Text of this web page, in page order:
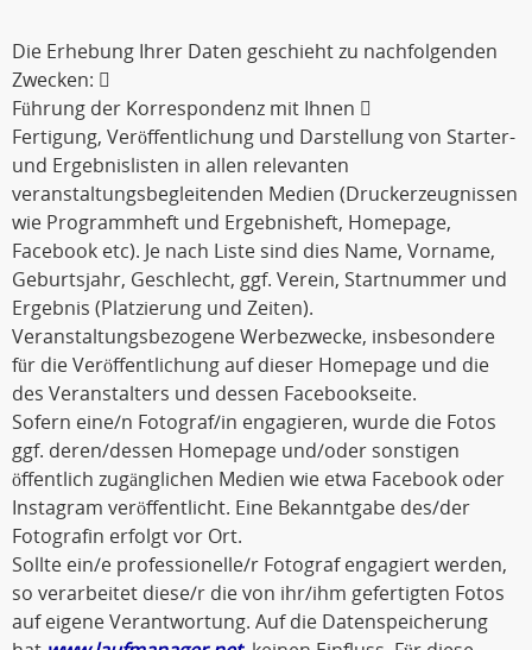
Die Erhebung Ihrer Daten geschieht zu nachfolgenden
Zwecken: 
Führung der Korrespondenz mit Ihnen 
Fertigung, Veröffentlichung und Darstellung von Starter-
und Ergebnislisten in allen relevanten
veranstaltungsbegleitenden Medien (Druckerzeugnissen
wie Programmheft und Ergebnisheft, Homepage,
Facebook etc). Je nach Liste sind dies Name, Vorname,
Geburtsjahr, Geschlecht, ggf. Verein, Startnummer und
Ergebnis (Platzierung und Zeiten).
Veranstaltungsbezogene Werbezwecke, insbesondere
für die Veröffentlichung auf dieser Homepage und die
des Veranstalters und dessen Facebookseite.
Sofern eine/n Fotograf/in engagieren, wurde die Fotos
ggf. deren/dessen Homepage und/oder sonstigen
öffentlich zugänglichen Medien wie etwa Facebook oder
Instagram veröffentlicht. Eine Bekanntgabe des/der
Fotografin erfolgt vor Ort.
Sollte ein/e professionelle/r Fotograf engagiert werden,
so verarbeitet diese/r die von ihr/ihm gefertigten Fotos
auf eigene Verantwortung. Auf die Datenspeicherung